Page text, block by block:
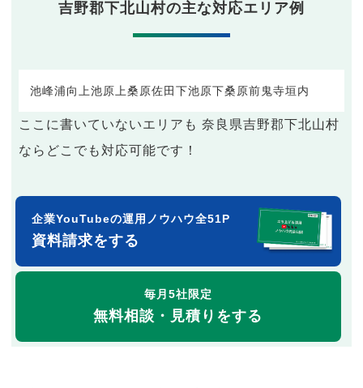
吉野郡下北山村の主な対応エリア例
池峰浦向 上池原 上桑原佐田下池原下桑原前鬼寺垣内
ここに書いていないエリアも 奈良県吉野郡下北山村
ならどこでも対応可能です！
企業YouTubeの運用ノウハウ全51P
資料請求をする
毎月5社限定
無料相談・見積りをする